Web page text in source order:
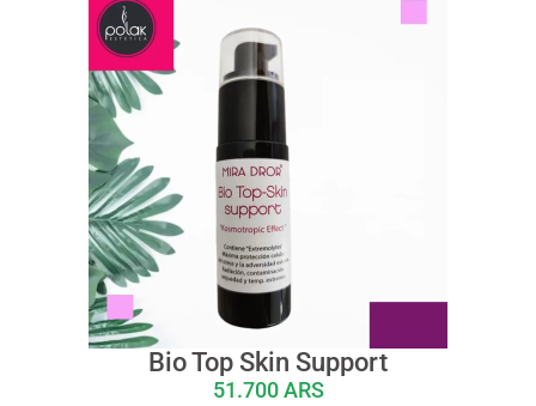
Bio Top Skin Support
51.700 ARS